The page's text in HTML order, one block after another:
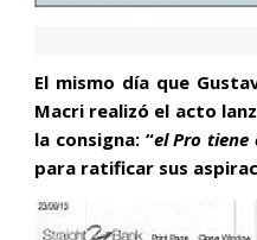
El mismo día que
Macri realizó el acto
la consigna: “el Pro tiene
para ratificar sus